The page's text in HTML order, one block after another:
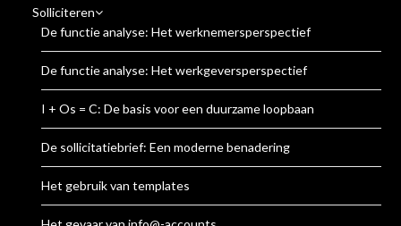
Solliciteren
De functie analyse: Het werknemersperspectief
De functie analyse: Het werkgeversperspectief
I + Os = C: De basis voor een duurzame loopbaan
De sollicitatiebrief: Een moderne benadering
Het gebruik van templates